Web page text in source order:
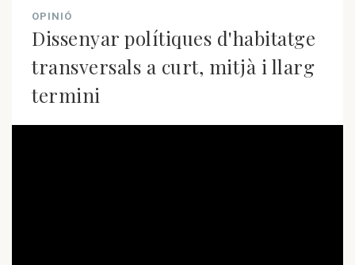
OPINIÓ
Dissenyar polítiques d'habitatge
transversals a curt, mitjà i llarg
termini